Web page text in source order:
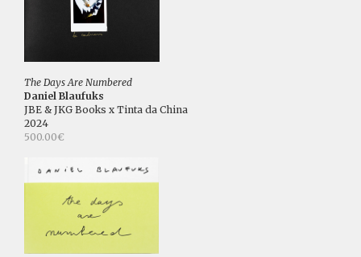
The Days Are Numbered
Daniel Blaufuks
JBE & JKG Books x Tinta da China
2024
500.00€